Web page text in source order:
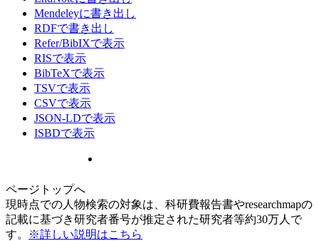
Mendeleyに書き出し
RDFで書き出し
Refer/BibIXで表示
RISで表示
BibTeXで表示
TSVで表示
CSVで表示
JSON-LDで表示
ISBDで表示
ページトップへ
現時点での人物検索の対象は、科研費報告書やresearchmapの
記載に基づき研究者番号が推定された研究者等約30万人で
す。
※詳しい説明はこちら